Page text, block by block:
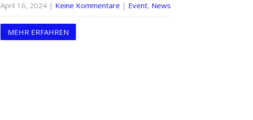
April 16, 2024| Keine Kommentare | Event, News
MEHR ERFAHREN